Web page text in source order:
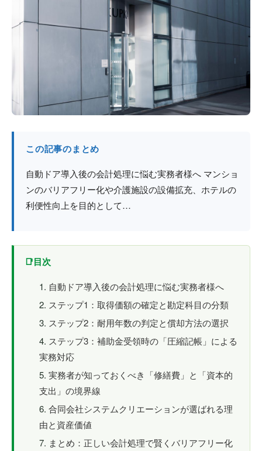
防火戸
埼玉
関西エリア
最新情報
個人のお客様へ
この記事のまとめ
自動ドア導入後の会計処理に悩む実務者様へ マンショ
ンのバリアフリー化や介護施設の設備拡充、ホテルの
利便性向上を目的として…
目次
自動ドア導入後の会計処理に悩む実務者様へ
ステップ1：取得価額の確定と勘定科目の分類
ステップ2：耐用年数の判定と償却方法の選択
ステップ3：補助金受領時の「圧縮記帳」による
実務対応
実務者が知っておくべき「修繕費」と「資本的
支出」の境界線
合同会社システムクリエーションが選ばれる理
由と資産価値
まとめ：正しい会計処理で賢くバリアフリー化